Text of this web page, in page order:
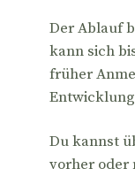
Der Ablauf
kann sich
früher
Du kannst
vorher oder